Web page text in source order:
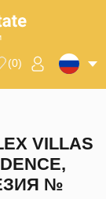
(0)
VILLAS
№